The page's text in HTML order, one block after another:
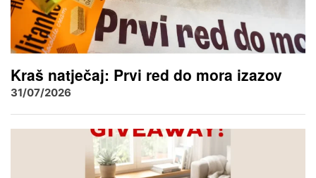
Kraš natječaj: Prvi red do mora izazov
31/07/2026